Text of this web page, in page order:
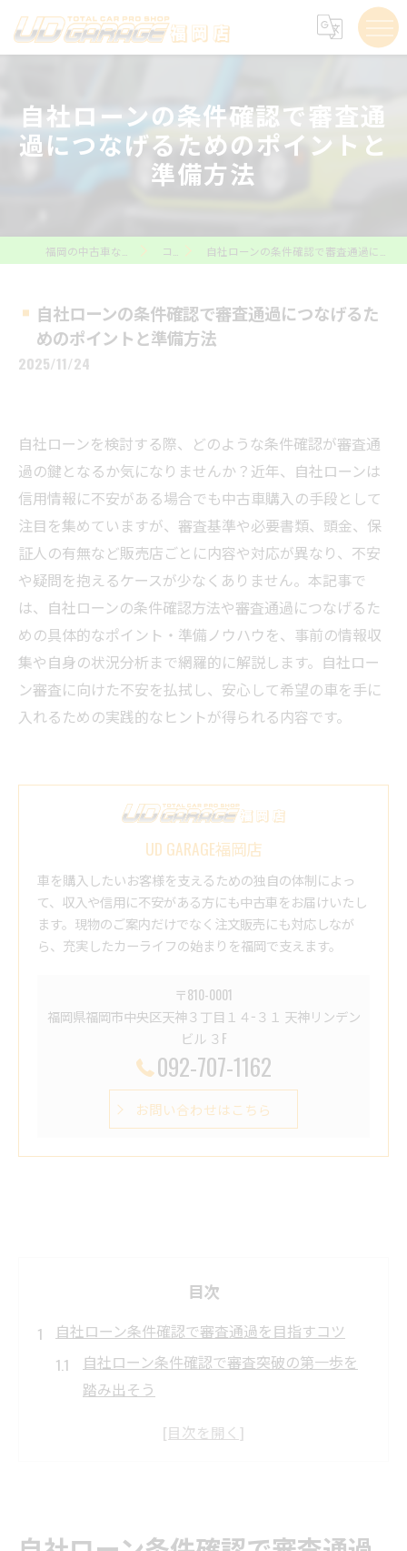
自社ローンの条件確認で審査通
過につなげるためのポイントと
準備方法
コラム 自社ローンの条件確認で審査通過につなげるためのポイントと準備方法
自社ローンの条件確認で審査通過につなげるた
めのポイントと準備方法
2025/11/24
自社ローンを検討する際、どのような条件確認が審査通
過の鍵となるか気になりませんか？近年、自社ローンは
信用情報に不安がある場合でも中古車購入の手段として
注目を集めていますが、審査基準や必要書類、頭金、保
証人の有無など販売店ごとに内容や対応が異なり、不安
や疑問を抱えるケースが少なくありません。本記事で
は、自社ローンの条件確認方法や審査通過につなげるた
めの具体的なポイント・準備ノウハウを、事前の情報収
集や自身の状況分析まで網羅的に解説します。自社ロー
ン審査に向けた不安を払拭し、安心して希望の車を手に
入れるための実践的なヒントが得られる内容です。
UD GARAGE福岡店
車を購入したいお客様を支えるための独自の体制によっ
て、収入や信用に不安がある方にも中古車をお届けいたし
ます。現物のご案内だけでなく注文販売にも対応しなが
ら、充実したカーライフの始まりを福岡で支えます。
〒810-0001
福岡県福岡市中央区天神３丁目１４−３１ 天神リンデン
ビル ３F
092-707-1162
お問い合わせはこちら
目次
自社ローン条件確認で審査通過を目指すコツ
自社ローン条件確認で審査突破の第一歩を
踏み出そう
自社ローン審査内容と落ちやすいケースの